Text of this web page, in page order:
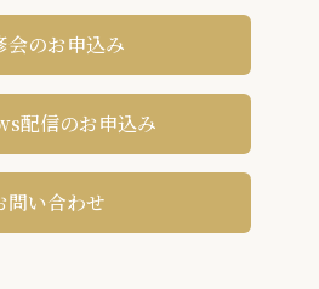
会のお申込み
配信のお申込み
問い合わせ